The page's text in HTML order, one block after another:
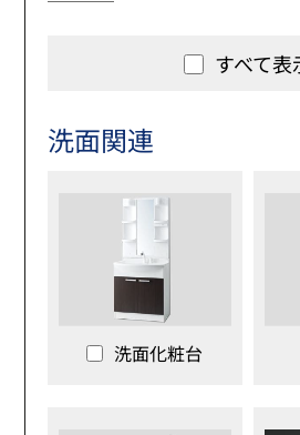
すべて表
洗面関連
洗面化粧台